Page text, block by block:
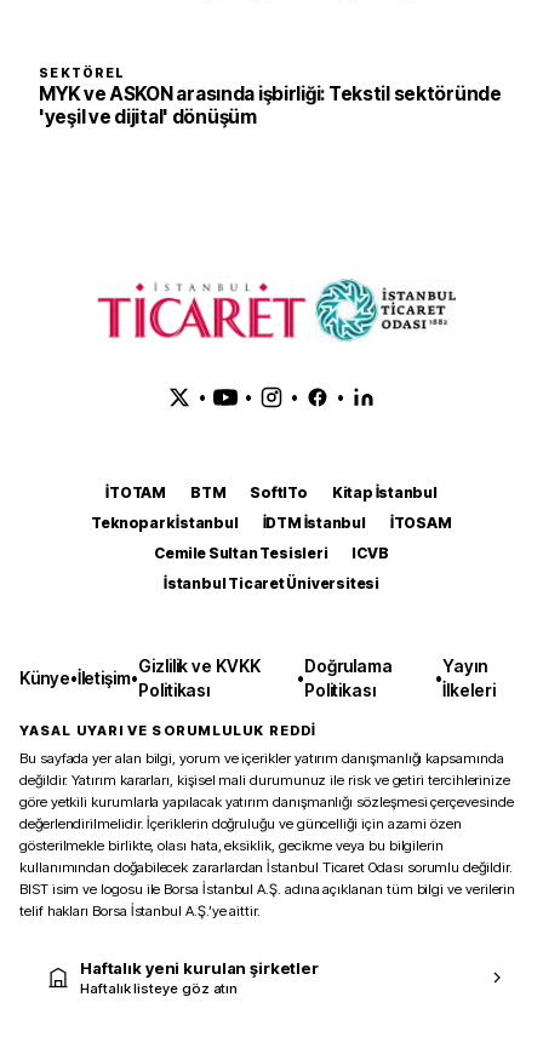
SEKTÖREL
MYK ve ASKON arasında işbirliği: Tekstil sektöründe
'yeşil ve dijital' dönüşüm
• • • •
İTOTAM BTM SoftITo
Kitap İstanbul
Teknopark İstanbul
İDTM İstanbul
İTOSAM
Cemile Sultan Tesisleri
ICVB
İstanbul Ticaret Üniversitesi
Künye•İletişim•
Gizlilik ve KVKK
Politikası
•
Doğrulama
Politikası
•
Yayın
İlkeleri
YASAL UYARI VE SORUMLULUK REDDİ
Bu sayfada yer alan bilgi, yorum ve içerikler yatırım danışmanlığı kapsamında
değildir. Yatırım kararları, kişisel mali durumunuz ile risk ve getiri tercihlerinize
göre yetkili kurumlarla yapılacak yatırım danışmanlığı sözleşmesi çerçevesinde
değerlendirilmelidir. İçeriklerin doğruluğu ve güncelliği için azami özen
gösterilmekle birlikte, olası hata, eksiklik, gecikme veya bu bilgilerin
kullanımından doğabilecek zararlardan İstanbul Ticaret Odası sorumlu değildir.
BIST isim ve logosu ile Borsa İstanbul A.Ş. adına açıklanan tüm bilgi ve verilerin
telif hakları Borsa İstanbul A.Ş.’ye aittir.
Haftalık yeni kurulan şirketler
Haftalık listeye göz atın